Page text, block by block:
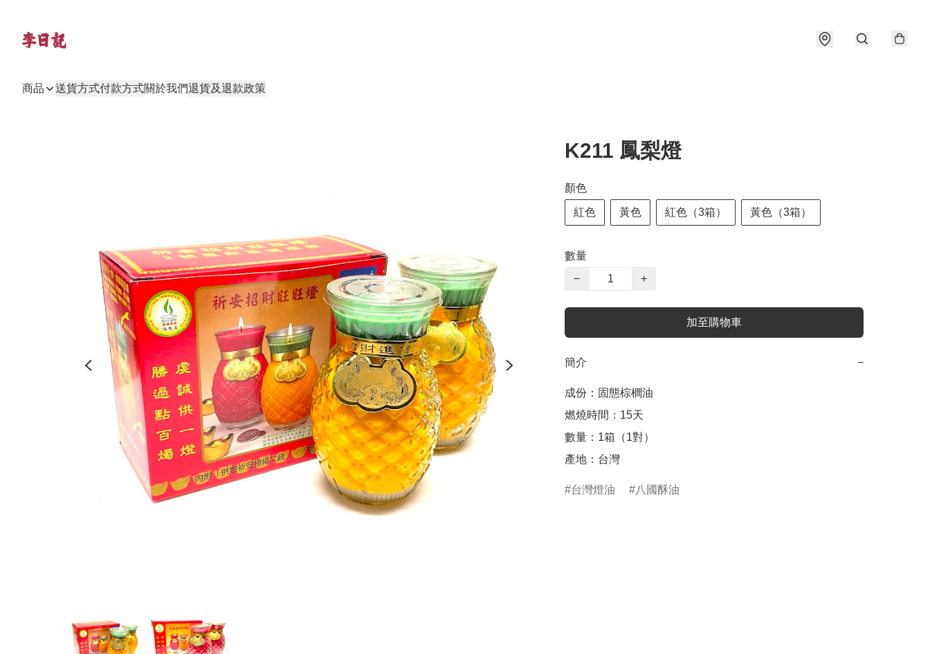
商品 送貨方式付款方式關於我們退貨及退款政策
K211 鳳梨燈
顏色
紅色 黃色 紅色（3箱） 黃色（3箱）
數量
−
+
加至購物車
簡介 −
成份：固態棕櫚油
燃燒時間：15天
數量：1箱（1對）
產地：台灣
台灣燈油 八國酥油